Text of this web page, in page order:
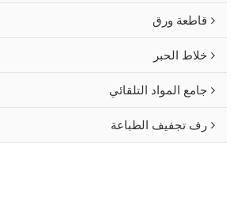
قاطعة ورق
خلاط الحبر
جامع المواد التلقائي
رف تجفيف الطباعة